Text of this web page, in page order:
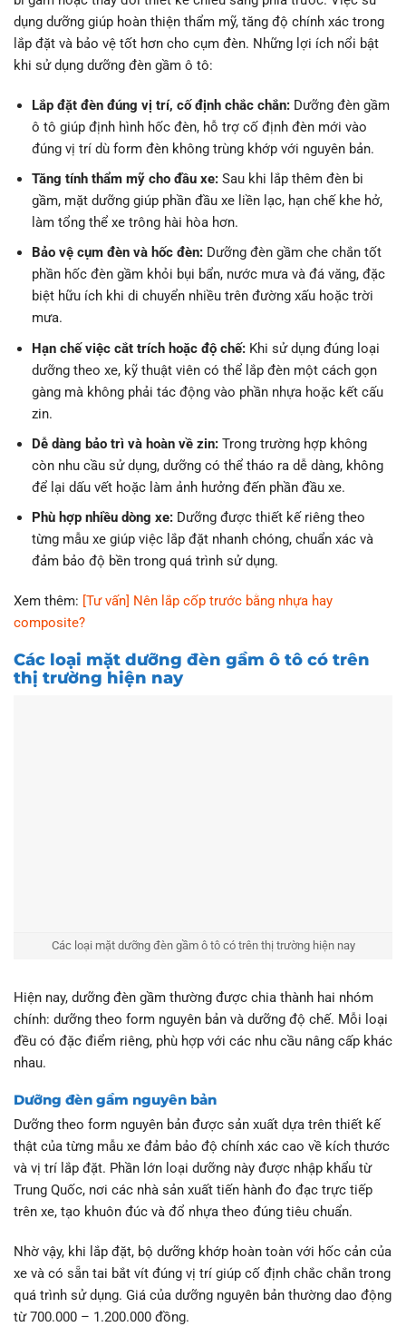
dụng dưỡng giúp hoàn thiện thẩm mỹ, tăng độ chính xác trong
lắp đặt và bảo vệ tốt hơn cho cụm đèn. Những lợi ích nổi bật
khi sử dụng dưỡng đèn gầm ô tô:
Lắp đặt đèn đúng vị trí, cố định chắc chắn:Dưỡng đèn gầm
ô tô giúp định hình hốc đèn, hỗ trợ cố định đèn mới vào
đúng vị trí dù form đèn không trùng khớp với nguyên bản.
Tăng tính thẩm mỹ cho đầu xe:Sau khi lắp thêm đèn bi
gầm, mặt dưỡng giúp phần đầu xe liền lạc, hạn chế khe hở,
làm tổng thể xe trông hài hòa hơn.
Bảo vệ cụm đèn và hốc đèn:Dưỡng đèn gầm che chắn tốt
phần hốc đèn gầm khỏi bụi bẩn, nước mưa và đá văng, đặc
biệt hữu ích khi di chuyển nhiều trên đường xấu hoặc trời
mưa.
Hạn chế việc cắt trích hoặc độ chế:Khi sử dụng đúng loại
dưỡng theo xe, kỹ thuật viên có thể lắp đèn một cách gọn
gàng mà không phải tác động vào phần nhựa hoặc kết cấu
zin.
Dễ dàng bảo trì và hoàn về zin:Trong trường hợp không
còn nhu cầu sử dụng, dưỡng có thể tháo ra dễ dàng, không
để lại dấu vết hoặc làm ảnh hưởng đến phần đầu xe.
Phù hợp nhiều dòng xe:Dưỡng được thiết kế riêng theo
từng mẫu xe giúp việc lắp đặt nhanh chóng, chuẩn xác và
đảm bảo độ bền trong quá trình sử dụng.
Xem thêm: [Tư vấn] Nên lắp cốp trước bằng nhựa hay
composite?
Các loại mặt dưỡng đèn gầm ô tô có trên
thị trường hiện nay
Các loại mặt dưỡng đèn gầm ô tô có trên thị trường hiện nay
Hiện nay, dưỡng đèn gầm thường được chia thành hai nhóm
chính: dưỡng theo form nguyên bản và dưỡng độ chế. Mỗi loại
đều có đặc điểm riêng, phù hợp với các nhu cầu nâng cấp khác
nhau.
Dưỡng đèn gầm nguyên bản
Dưỡng theo form nguyên bản được sản xuất dựa trên thiết kế
thật của từng mẫu xe đảm bảo độ chính xác cao về kích thước
và vị trí lắp đặt. Phần lớn loại dưỡng này được nhập khẩu từ
Trung Quốc, nơi các nhà sản xuất tiến hành đo đạc trực tiếp
trên xe, tạo khuôn đúc và đổ nhựa theo đúng tiêu chuẩn.
Nhờ vậy, khi lắp đặt, bộ dưỡng khớp hoàn toàn với hốc cản của
xe và có sẵn tai bắt vít đúng vị trí giúp cố định chắc chắn trong
quá trình sử dụng. Giá của dưỡng nguyên bản thường dao động
từ 700.000 – 1.200.000 đồng.